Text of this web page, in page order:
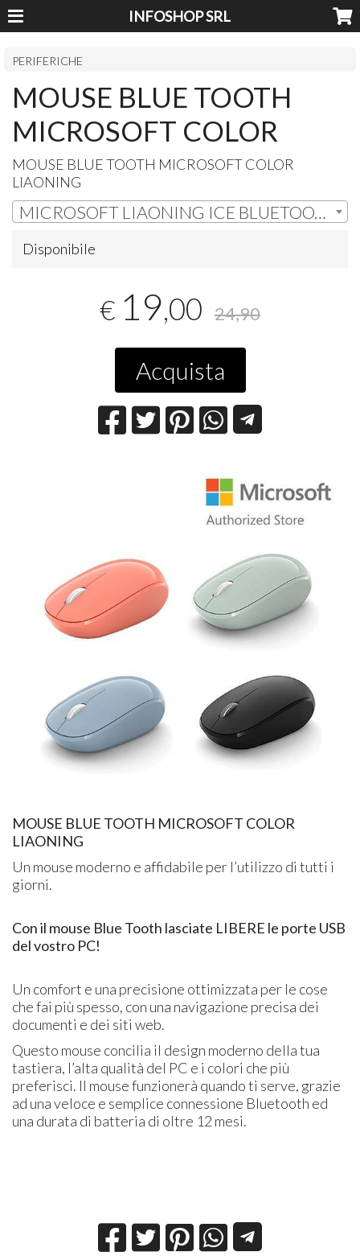
INFOSHOP SRL
PERIFERICHE
MOUSE BLUE TOOTH
MICROSOFT COLOR
MOUSE BLUE TOOTH MICROSOFTCOLOR
LIAONING
MICROSOFT LIAONING ICE BLUETOOTH MOUSE | € 19,00
Disponibile
€ 19,00 24,90
Acquista
​MOUSE BLUE TOOTH MICROSOFT COLOR
LIAONING
​Un mouse moderno e affidabile per l’utilizzo di tutti i
giorni.
Con il mouse Blue Tooth lasciate LIBERE le porte USB
del vostro PC!
Un comfort e una precisione ottimizzata per le cose
che fai più spesso, con una navigazione precisa dei
documenti e dei siti web.
Questo mouse concilia il design moderno della tua
tastiera, l’alta qualità del PC e i colori che più
preferisci. Il mouse funzionerà quando ti serve, grazie
ad una veloce e semplice connessione Bluetooth ed
una durata di batteria di oltre 12 mesi.